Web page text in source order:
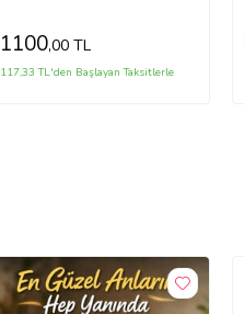
1100,00 TL
117,33 TL'den Başlayan Taksitlerle